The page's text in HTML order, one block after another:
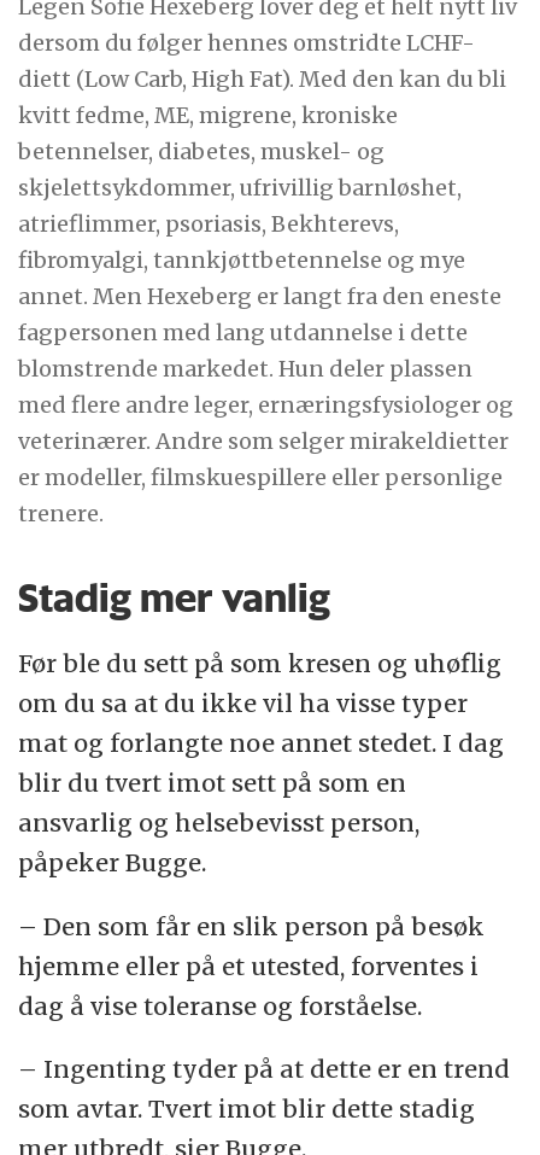
Legen Sofie Hexeberg lover deg et helt nytt liv
dersom du følger hennes omstridte LCHF-
diett (Low Carb, High Fat). Med den kan du bli
kvitt fedme, ME, migrene, kroniske
betennelser, diabetes, muskel- og
skjelettsykdommer, ufrivillig barnløshet,
atrieflimmer, psoriasis, Bekhterevs,
fibromyalgi, tannkjøttbetennelse og mye
annet. Men Hexeberg er langt fra den eneste
fagpersonen med lang utdannelse i dette
blomstrende markedet. Hun deler plassen
med flere andre leger, ernæringsfysiologer og
veterinærer. Andre som selger mirakeldietter
er modeller, filmskuespillere eller personlige
trenere.
Stadig mer vanlig
Før ble du sett på som kresen og uhøflig
om du sa at du ikke vil ha visse typer
mat og forlangte noe annet stedet. I dag
blir du tvert imot sett på som en
ansvarlig og helsebevisst person,
påpeker Bugge.
– Den som får en slik person på besøk
hjemme eller på et utested, forventes i
dag å vise toleranse og forståelse.
– Ingenting tyder på at dette er en trend
som avtar. Tvert imot blir dette stadig
mer utbredt, sier Bugge.